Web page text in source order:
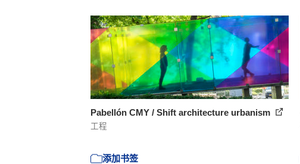
Pabellón CMY / Shift architecture urbanism
工程
添加书签